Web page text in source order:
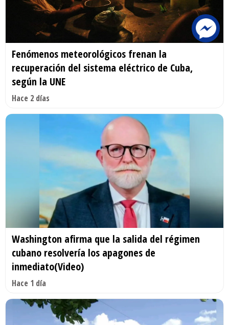
Fenómenos meteorológicos frenan la
recuperación del sistema eléctrico de Cuba,
según la UNE
Hace 2 días
Washington afirma que la salida del régimen
cubano resolvería los apagones de
inmediato(Video)
Hace 1 día